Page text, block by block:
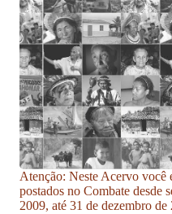
Atenção: Neste Acervo você
postados no Combate desde
2009, até 31 de dezembro de